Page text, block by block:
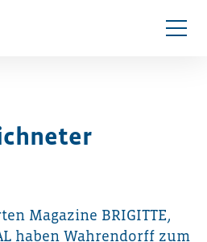
Magazine BRIGITTE,
haben Wahrendorff zum